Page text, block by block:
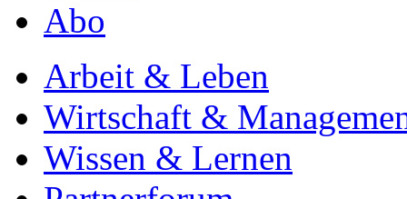
Abo
Arbeit & Leben
Wirtschaft &
Wissen & Lernen